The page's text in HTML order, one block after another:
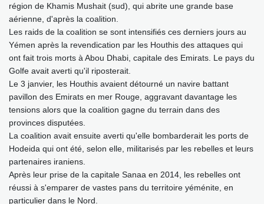
région de Khamis Mushait (sud), qui abrite une grande base
aérienne, d'après la coalition.
Les raids de la coalition se sont intensifiés ces derniers jours au
Yémen après la revendication par les Houthis des attaques qui
ont fait trois morts à Abou Dhabi, capitale des Emirats. Le pays du
Golfe avait averti qu'il riposterait.
Le 3 janvier, les Houthis avaient détourné un navire battant
pavillon des Emirats en mer Rouge, aggravant davantage les
tensions alors que la coalition gagne du terrain dans des
provinces disputées.
La coalition avait ensuite averti qu'elle bombarderait les ports de
Hodeida qui ont été, selon elle, militarisés par les rebelles et leurs
partenaires iraniens.
Après leur prise de la capitale Sanaa en 2014, les rebelles ont
réussi à s'emparer de vastes pans du territoire yéménite, en
particulier dans le Nord.